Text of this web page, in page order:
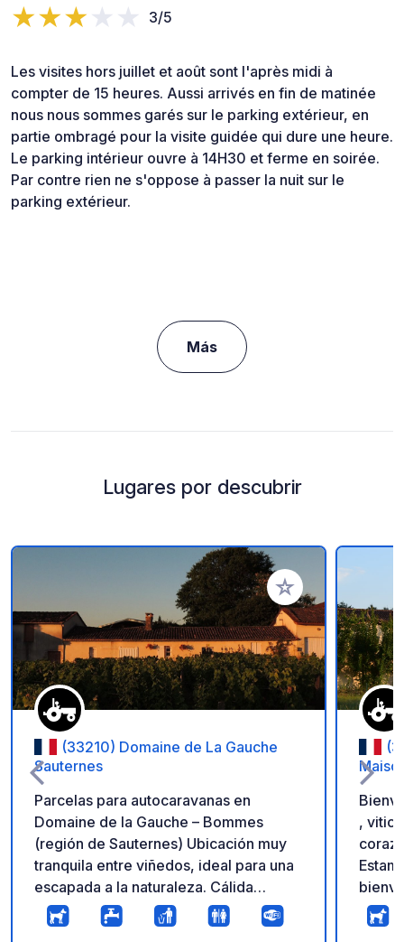
3/5
Les visites hors juillet et août sont l'après midi à
compter de 15 heures. Aussi arrivés en fin de matinée
nous nous sommes garés sur le parking extérieur, en
partie ombragé pour la visite guidée qui dure une heure.
Le parking intérieur ouvre à 14H30 et ferme en soirée.
Par contre rien ne s'oppose à passer la nuit sur le
parking extérieur.
Más
Lugares por descubrir
Añadir a tus
(33210) Domaine de La Gauche
Sauternes
Parcelas para autocaravanas en
Domaine de la Gauche – Bommes
(región de Sauternes) Ubicación muy
tranquila entre viñedos, ideal para una
escapada a la naturaleza. Cálida
bienvenida por parte del enólogo.
Visite la bodega y deguste nuestros
,
viñedos. ¡Podrás